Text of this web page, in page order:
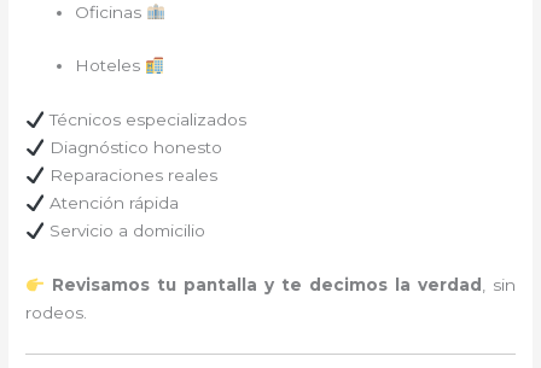
Oficinas
Hoteles
Técnicos especializados
Diagnóstico honesto
Reparaciones reales
Atención rápida
Servicio a domicilio
Revisamos tu pantalla y te decimos la verdad
, sin
rodeos.